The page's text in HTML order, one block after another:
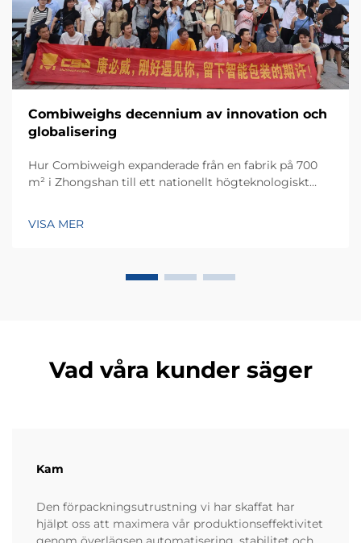
Combiweighs decennium av innovation och
globalisering
Hur Combiweigh expanderade från en fabrik på 700
m² i Zhongshan till ett nationellt högteknologiskt
OEM/ODM-konsultation.
VISA MER
Vad våra kunder säger
Kam
Den förpackningsutrustning vi har skaffat har
hjälpt oss att maximera vår produktionseffektivitet